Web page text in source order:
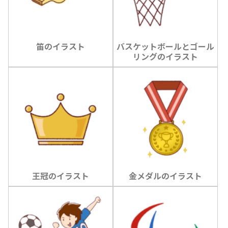
笛のイラスト
バスケットボールとゴール
リングのイラスト
王冠のイラスト 金メダルのイラスト